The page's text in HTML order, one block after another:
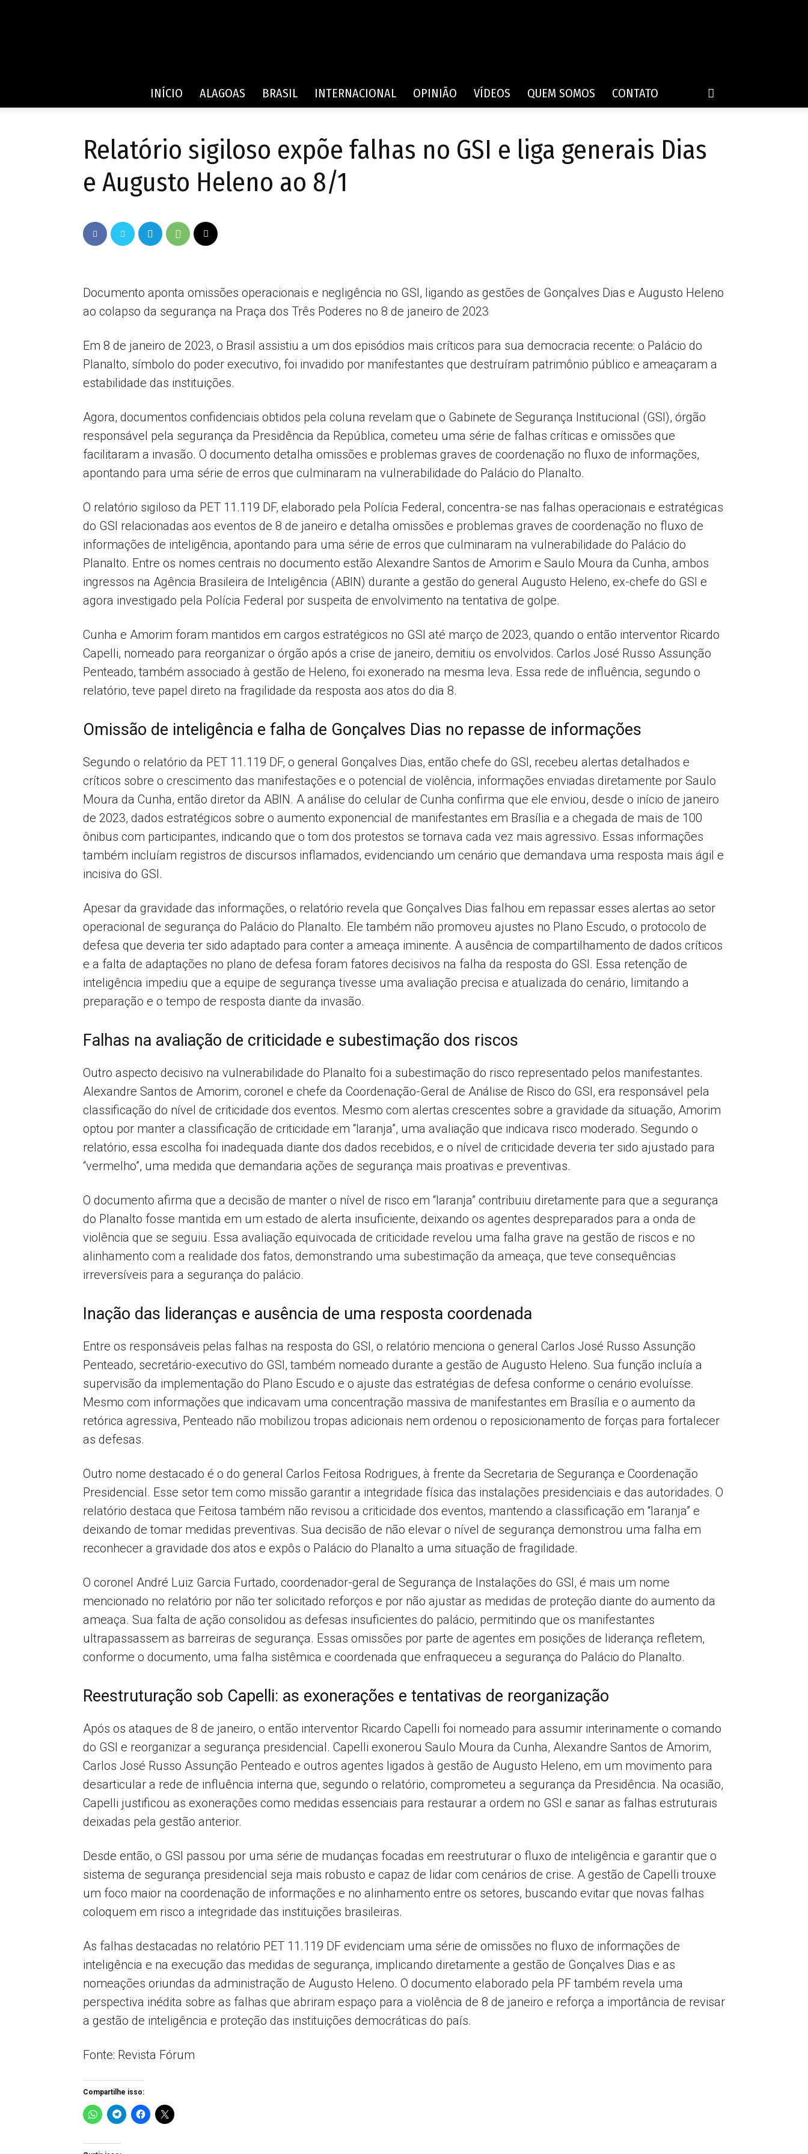
de
Popular
AL
INÍCIO ALAGOAS BRASIL INTERNACIONAL OPINIÃO VÍDEOS QUEM SOMOS CONTATO
Relatório sigiloso expõe falhas no GSI e liga generais Dias
e Augusto Heleno ao 8/1
Documento aponta omissões operacionais e negligência no GSI, ligando as gestões de Gonçalves Dias e Augusto Heleno
ao colapso da segurança na Praça dos Três Poderes no 8 de janeiro de 2023
Em 8 de janeiro de 2023, o Brasil assistiu a um dos episódios mais críticos para sua democracia recente: o Palácio do
Planalto, símbolo do poder executivo, foi invadido por manifestantes que destruíram patrimônio público e ameaçaram a
estabilidade das instituições.
Agora, documentos confidenciais obtidos pela coluna revelam que o Gabinete de Segurança Institucional (GSI), órgão
responsável pela segurança da Presidência da República, cometeu uma série de falhas críticas e omissões que
facilitaram a invasão. O documento detalha omissões e problemas graves de coordenação no fluxo de informações,
apontando para uma série de erros que culminaram na vulnerabilidade do Palácio do Planalto.
O relatório sigiloso da PET 11.119 DF, elaborado pela Polícia Federal, concentra-se nas falhas operacionais e estratégicas
do GSI relacionadas aos eventos de 8 de janeiro e detalha omissões e problemas graves de coordenação no fluxo de
informações de inteligência, apontando para uma série de erros que culminaram na vulnerabilidade do Palácio do
Planalto. Entre os nomes centrais no documento estão Alexandre Santos de Amorim e Saulo Moura da Cunha, ambos
ingressos na Agência Brasileira de Inteligência (ABIN) durante a gestão do general Augusto Heleno, ex-chefe do GSI e
agora investigado pela Polícia Federal por suspeita de envolvimento na tentativa de golpe.
Cunha e Amorim foram mantidos em cargos estratégicos no GSI até março de 2023, quando o então interventor Ricardo
Capelli, nomeado para reorganizar o órgão após a crise de janeiro, demitiu os envolvidos. Carlos José Russo Assunção
Penteado, também associado à gestão de Heleno, foi exonerado na mesma leva. Essa rede de influência, segundo o
relatório, teve papel direto na fragilidade da resposta aos atos do dia 8.
Omissão de inteligência e falha de Gonçalves Dias no repasse de informações
Segundo o relatório da PET 11.119 DF, o general Gonçalves Dias, então chefe do GSI, recebeu alertas detalhados e
críticos sobre o crescimento das manifestações e o potencial de violência, informações enviadas diretamente por Saulo
Moura da Cunha, então diretor da ABIN. A análise do celular de Cunha confirma que ele enviou, desde o início de janeiro
de 2023, dados estratégicos sobre o aumento exponencial de manifestantes em Brasília e a chegada de mais de 100
ônibus com participantes, indicando que o tom dos protestos se tornava cada vez mais agressivo. Essas informações
também incluíam registros de discursos inflamados, evidenciando um cenário que demandava uma resposta mais ágil e
incisiva do GSI.
Apesar da gravidade das informações, o relatório revela que Gonçalves Dias falhou em repassar esses alertas ao setor
operacional de segurança do Palácio do Planalto. Ele também não promoveu ajustes no Plano Escudo, o protocolo de
defesa que deveria ter sido adaptado para conter a ameaça iminente. A ausência de compartilhamento de dados críticos
e a falta de adaptações no plano de defesa foram fatores decisivos na falha da resposta do GSI. Essa retenção de
inteligência impediu que a equipe de segurança tivesse uma avaliação precisa e atualizada do cenário, limitando a
preparação e o tempo de resposta diante da invasão.
Falhas na avaliação de criticidade e subestimação dos riscos
Outro aspecto decisivo na vulnerabilidade do Planalto foi a subestimação do risco representado pelos manifestantes.
Alexandre Santos de Amorim, coronel e chefe da Coordenação-Geral de Análise de Risco do GSI, era responsável pela
classificação do nível de criticidade dos eventos. Mesmo com alertas crescentes sobre a gravidade da situação, Amorim
optou por manter a classificação de criticidade em “laranja”, uma avaliação que indicava risco moderado. Segundo o
relatório, essa escolha foi inadequada diante dos dados recebidos, e o nível de criticidade deveria ter sido ajustado para
“vermelho”, uma medida que demandaria ações de segurança mais proativas e preventivas.
O documento afirma que a decisão de manter o nível de risco em “laranja” contribuiu diretamente para que a segurança
do Planalto fosse mantida em um estado de alerta insuficiente, deixando os agentes despreparados para a onda de
violência que se seguiu. Essa avaliação equivocada de criticidade revelou uma falha grave na gestão de riscos e no
alinhamento com a realidade dos fatos, demonstrando uma subestimação da ameaça, que teve consequências
irreversíveis para a segurança do palácio.
Inação das lideranças e ausência de uma resposta coordenada
Entre os responsáveis pelas falhas na resposta do GSI, o relatório menciona o general Carlos José Russo Assunção
Penteado, secretário-executivo do GSI, também nomeado durante a gestão de Augusto Heleno. Sua função incluía a
supervisão da implementação do Plano Escudo e o ajuste das estratégias de defesa conforme o cenário evoluísse.
Mesmo com informações que indicavam uma concentração massiva de manifestantes em Brasília e o aumento da
retórica agressiva, Penteado não mobilizou tropas adicionais nem ordenou o reposicionamento de forças para fortalecer
as defesas.
Outro nome destacado é o do general Carlos Feitosa Rodrigues, à frente da Secretaria de Segurança e Coordenação
Presidencial. Esse setor tem como missão garantir a integridade física das instalações presidenciais e das autoridades. O
relatório destaca que Feitosa também não revisou a criticidade dos eventos, mantendo a classificação em “laranja” e
deixando de tomar medidas preventivas. Sua decisão de não elevar o nível de segurança demonstrou uma falha em
reconhecer a gravidade dos atos e expôs o Palácio do Planalto a uma situação de fragilidade.
O coronel André Luiz Garcia Furtado, coordenador-geral de Segurança de Instalações do GSI, é mais um nome
mencionado no relatório por não ter solicitado reforços e por não ajustar as medidas de proteção diante do aumento da
ameaça. Sua falta de ação consolidou as defesas insuficientes do palácio, permitindo que os manifestantes
ultrapassassem as barreiras de segurança. Essas omissões por parte de agentes em posições de liderança refletem,
conforme o documento, uma falha sistêmica e coordenada que enfraqueceu a segurança do Palácio do Planalto.
Reestruturação sob Capelli: as exonerações e tentativas de reorganização
Após os ataques de 8 de janeiro, o então interventor Ricardo Capelli foi nomeado para assumir interinamente o comando
do GSI e reorganizar a segurança presidencial. Capelli exonerou Saulo Moura da Cunha, Alexandre Santos de Amorim,
Carlos José Russo Assunção Penteado e outros agentes ligados à gestão de Augusto Heleno, em um movimento para
desarticular a rede de influência interna que, segundo o relatório, comprometeu a segurança da Presidência. Na ocasião,
Capelli justificou as exonerações como medidas essenciais para restaurar a ordem no GSI e sanar as falhas estruturais
deixadas pela gestão anterior.
Desde então, o GSI passou por uma série de mudanças focadas em reestruturar o fluxo de inteligência e garantir que o
sistema de segurança presidencial seja mais robusto e capaz de lidar com cenários de crise. A gestão de Capelli trouxe
um foco maior na coordenação de informações e no alinhamento entre os setores, buscando evitar que novas falhas
coloquem em risco a integridade das instituições brasileiras.
As falhas destacadas no relatório PET 11.119 DF evidenciam uma série de omissões no fluxo de informações de
inteligência e na execução das medidas de segurança, implicando diretamente a gestão de Gonçalves Dias e as
nomeações oriundas da administração de Augusto Heleno. O documento elaborado pela PF também revela uma
perspectiva inédita sobre as falhas que abriram espaço para a violência de 8 de janeiro e reforça a importância de revisar
a gestão de inteligência e proteção das instituições democráticas do país.
Fonte: Revista Fórum
Compartilhe isso: